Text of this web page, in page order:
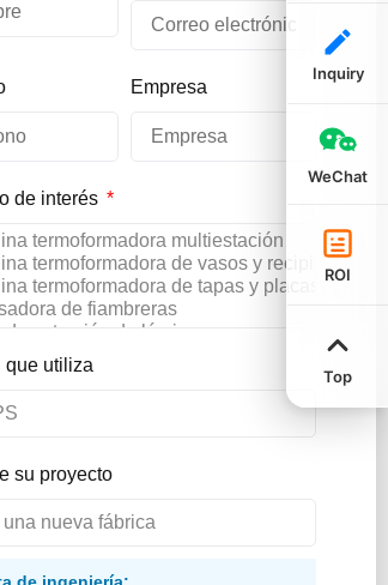
Empresa
de interés
que utiliza
su proyecto
Inquiry
WeChat
ROI
Top